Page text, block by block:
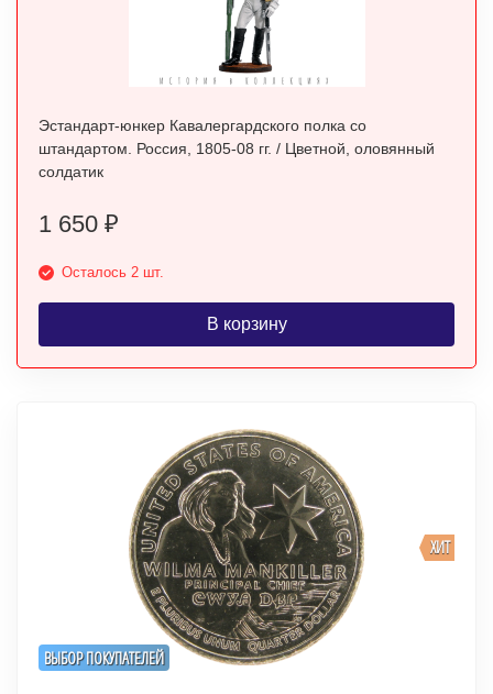
Эстандарт-юнкер Кавалергардского полка со
штандартом. Россия, 1805-08 гг. / Цветной, оловянный
солдатик
1 650 ₽
Осталось 2 шт.
В корзину
ВЫБОР ПОКУПАТЕЛЕЙ
ХИТ